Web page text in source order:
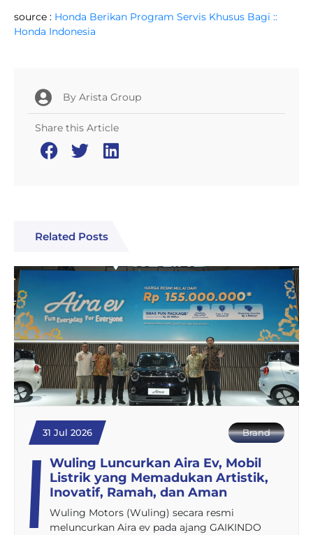
source : Honda Berikan Program Servis Khusus Bagi ::
Honda Indonesia
By Arista Group
Share this Article
Related Posts
31 Jul 2026 Brand
Wuling Luncurkan Aira Ev, Mobil
Listrik yang Memadukan Artistik,
Inovatif, Ramah, dan Aman
Wuling Motors (Wuling) secara resmi
meluncurkan Aira ev pada ajang GAIKINDO